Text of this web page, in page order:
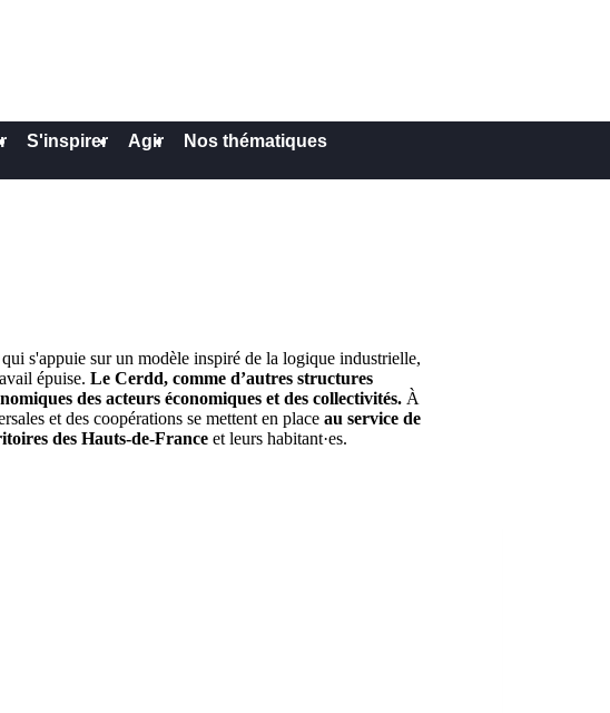
S'inspirer Agir Nos thématiques
s'appuie sur un modèle inspiré de la logique industrielle,
épuise. Le Cerdd, comme d’autres structures
des acteurs économiques et des collectivités. À
et des coopérations se mettent en place au service de
des Hauts-de-France et leurs habitant·es.